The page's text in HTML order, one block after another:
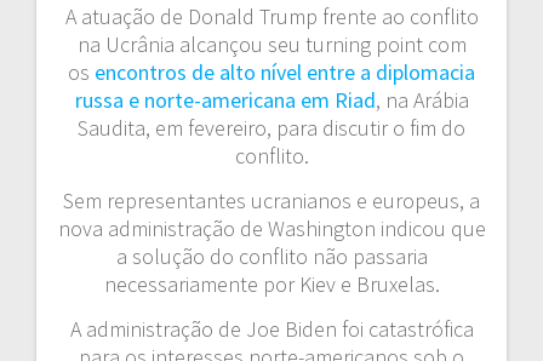
A atuação de Donald Trump frente ao conflito
na Ucrânia alcançou seu turning point com
os encontros de alto nível entre a diplomacia
russa e norte-americana em Riad, na Arábia
Saudita, em fevereiro, para discutir o fim do
conflito.
Sem representantes ucranianos e europeus, a
nova administração de Washington indicou que
a solução do conflito não passaria
necessariamente por Kiev e Bruxelas.
A administração de Joe Biden foi catastrófica